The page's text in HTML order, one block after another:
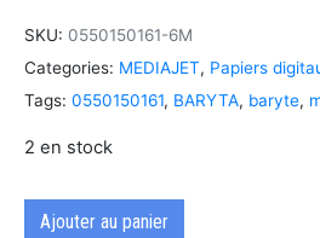
SKU: 0550150161-6M
Categories: MEDIAJET, Papiers
Tags: 0550150161, BARYTA, baryte,
2 en stock
Ajouter au panier